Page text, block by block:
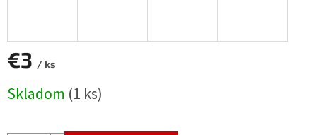
€3 / ks
cena:
Skladom (1 ks)